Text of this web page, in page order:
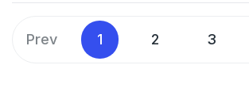
Prev 1 2 3